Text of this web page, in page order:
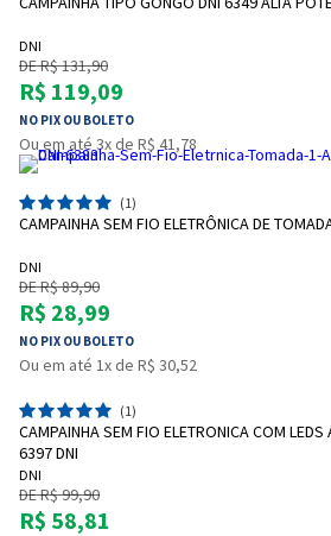
DNI
DE R$ 131,90
R$ 119,09
NO PIX OU BOLETO
Ou em até 3x de R$ 41,78
(1)
CAMPAINHA SEM FIO ELETRÔNICA DE
DNI
DE R$ 89,90
R$ 28,99
NO PIX OU BOLETO
Ou em até 1x de R$ 30,52
(1)
CAMPAINHA SEM FIO ELETRONICA COM
6397 DNI
DNI
DE R$ 99,90
R$ 58,81